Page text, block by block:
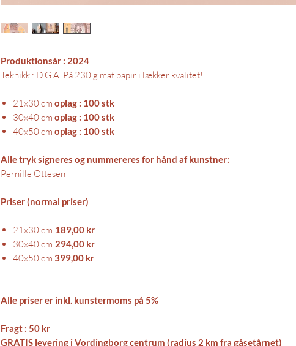
Produktionsår : 2024
Teknikk : D.G.A. På 230 g mat papir i lækker kvalitet!
21x30 cm oplag : 100 stk
30x40 cm oplag : 100 stk
40x50 cm oplag : 100 stk
Alle tryk signeres og nummereres for hånd af kunstner:
Pernille Ottesen
Priser (normal priser)
21x30 cm 189,00 kr
30x40 cm 294,00 kr
40x50 cm 399,00 kr
Alle priser er inkl. kunstermoms på 5%
Fragt : 50 kr
GRATIS levering i Vordingborg centrum (radius 2 km fra gåsetårnet)